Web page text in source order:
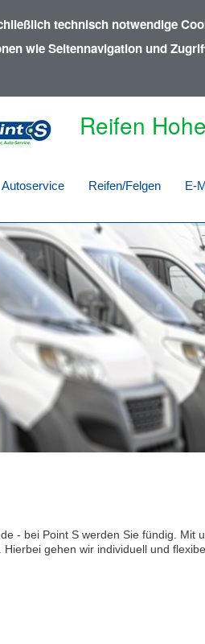
technisch notwendige
wie Seitennavigation und
Reifen
Autoservice Reifen/Felgen E-
- bei Point S werden Sie fündig.
gehen wir individuell und